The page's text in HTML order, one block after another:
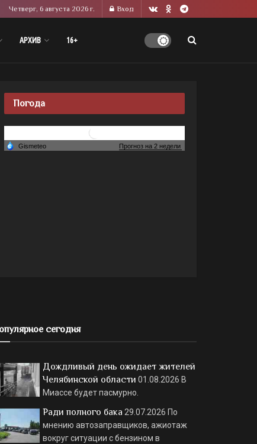
Четверг, 6 августа 2026 г. Вход
АРХИВ 16+
Погода
сегодня
Дождливый день ожидает жителей
Челябинской области 01.08.2026 В
Миассе будет пасмурно.
Ради полного бака 29.07.2026 По
мнению автозаправщиков, ажиотаж
вокруг ситуации с бензином в